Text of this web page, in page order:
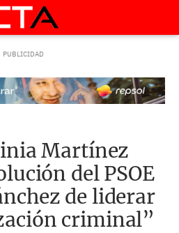
Martínez
del PSOE
de liderar
criminal”